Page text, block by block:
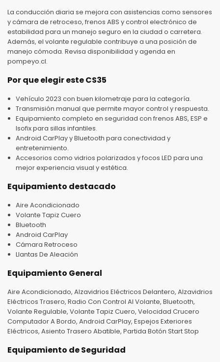
La conducción diaria se mejora con asistencias como sensores
y cámara de retroceso, frenos ABS y control electrónico de
estabilidad para un manejo seguro en la ciudad o carretera.
Además, el volante regulable contribuye a una posición de
manejo cómoda. Revisa disponibilidad y agenda en
pompeyo.cl.
Por que elegir este CS35
Vehículo 2023 con buen kilometraje para la categoría.
Transmisión manual que permite mayor control y respuesta.
Equipamiento completo en seguridad con frenos ABS, ESP e
Isofix para sillas infantiles.
Android CarPlay y Bluetooth para conectividad y
entretenimiento.
Accesorios como vidrios polarizados y focos LED para una
mejor experiencia visual y estética.
Equipamiento destacado
Aire Acondicionado
Volante Tapiz Cuero
Bluetooth
Android CarPlay
Cámara Retroceso
Llantas De Aleación
Equipamiento General
Aire Acondicionado, Alzavidrios Eléctricos Delantero, Alzavidrios
Eléctricos Trasero, Radio Con Control Al Volante, Bluetooth,
Volante Regulable, Volante Tapiz Cuero, Velocidad Crucero
Computador A Bordo, Android CarPlay, Espejos Exteriores
Eléctricos, Asiento Trasero Abatible, Partida Botón Start Stop
Equipamiento de Seguridad